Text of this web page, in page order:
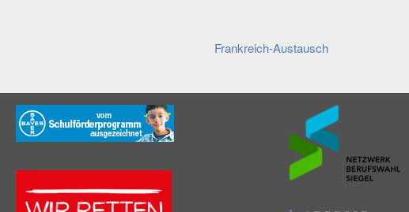
Beitragsnavigation
Frankreich-Austausch